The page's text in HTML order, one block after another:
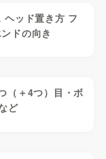
ヘッド置き方 フ
ドの向き
（＋4つ）目・ボ
ど